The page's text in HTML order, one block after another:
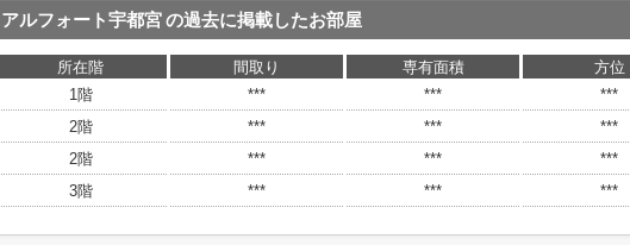
アルフォート宇都宮の過去に掲載したお部屋
所在階 間取り 専有面積 方位
1階
*** *** ***
2階
*** *** ***
2階
*** *** ***
3階
*** *** ***